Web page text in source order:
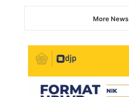
More News